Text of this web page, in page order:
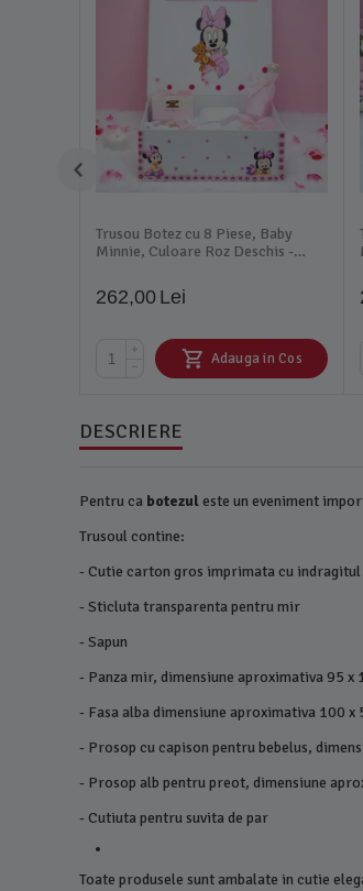
Trusou Botez cu 8 Piese, Baby
Minnie, Culoare Roz Deschis -
262,00 Lei
+
−
Adauga in Cos
DESCRIERE
Pentru ca botezuleste un eveniment
Trusoul contine:
- Cutie carton gros imprimata cu
- Sticluta transparenta pentru mir
- Sapun
- Panza mir, dimensiune aproximativa 95 x
- Fasa alba dimensiune aproximativa 100 x
- Prosop cu capison pentru bebelus,
- Prosop alb pentru preot, dimensiune
- Cutiuta pentru suvita de par
Toate produsele sunt ambalate in cutie